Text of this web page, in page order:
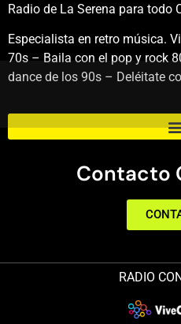
Radio de La Serena para todo
Especialista en retro música.
70s – Baila con el pop y rock
dance de los 90s – Deléitate
Contacto
RADIO